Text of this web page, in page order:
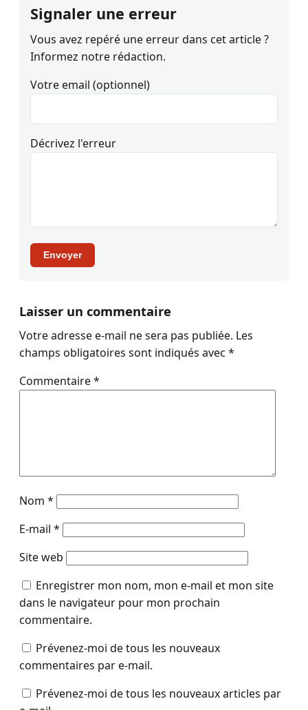
Signaler une erreur
Vous avez repéré une erreur dans cet article ?
Informez notre rédaction.
Votre email (optionnel)
Décrivez l'erreur
Envoyer
Laisser un commentaire
Votre adresse e-mail ne sera pas publiée. Les
champs obligatoires sont indiqués avec *
Commentaire*
Nom *
E-mail *
Site web
Enregistrer mon nom, mon e-mail et mon site
dans le navigateur pour mon prochain
commentaire.
Prévenez-moi de tous les nouveaux
commentaires par e-mail.
Prévenez-moi de tous les nouveaux articles par